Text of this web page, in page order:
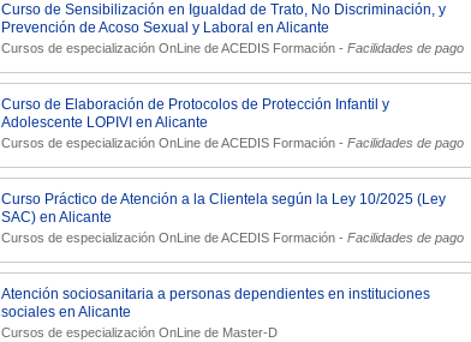
Curso de Sensibilización en Igualdad de Trato, No Discriminación, y
Prevención de Acoso Sexual y Laboral en Alicante
Cursos de especialización OnLine deACEDIS Formación - Facilidades de pago
Curso de Elaboración de Protocolos de Protección Infantil y
Adolescente LOPIVI en Alicante
Cursos de especialización OnLine deACEDIS Formación - Facilidades de pago
Curso Práctico de Atención a la Clientela según la Ley 10/2025 (Ley
SAC) en Alicante
Cursos de especialización OnLine deACEDIS Formación - Facilidades de pago
Atención sociosanitaria a personas dependientes en instituciones
sociales en Alicante
Cursos de especialización OnLine de Master-D